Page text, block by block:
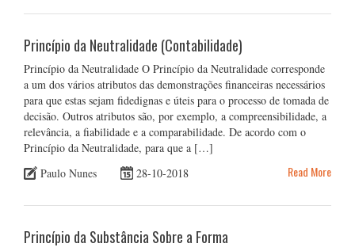
Princípio da Neutralidade (Contabilidade)
Princípio da Neutralidade O Princípio da Neutralidade corresponde
a um dos vários atributos das demonstrações financeiras necessários
para que estas sejam fidedignas e úteis para o processo de tomada de
decisão. Outros atributos são, por exemplo, a compreensibilidade, a
relevância, a fiabilidade e a comparabilidade. De acordo com o
Princípio da Neutralidade, para que a […]
Paulo Nunes
28-10-2018 Read More
Princípio da Substância Sobre a Forma